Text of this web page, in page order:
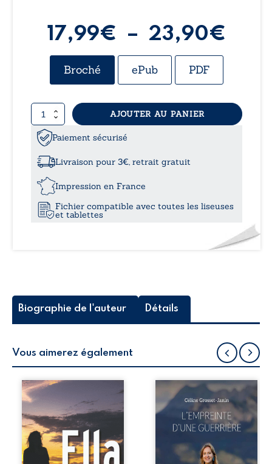
17,99€ – 23,90€
Broché ePub PDF
quantité
de
LILAS
Ombre
lumière
AJOUTER AU PANIER
Paiement sécurisé
Livraison pour 3€, retrait gratuit
Impression en France
Fichier compatible avec toutes les liseuses
et tablettes
Biographie de l'auteur Détails
Vous aimerez également
Admise dans un
institut, Ella a un
but : retrouver le
souvenir de la fille
qu’elle était avant
l’accident qui,
deux ans plus tôt,
Que reste-t-il de
l’enfance lorsque
la maladie impose
ses propres règles
? L’empreinte
d’une guerrière
livre, sans détour,